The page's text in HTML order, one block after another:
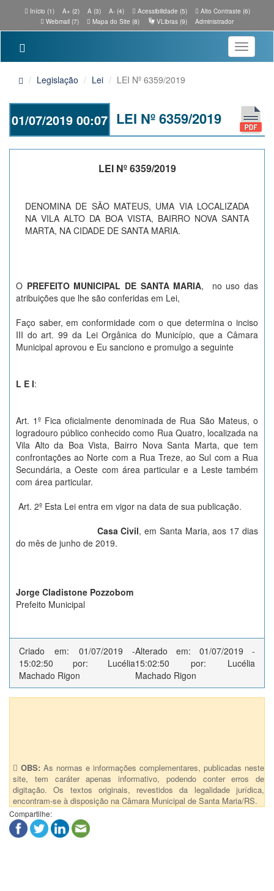
Início (1) A+ (2) A (3) A- (4) Acessibilidade (5)
Alto Contraste (6)
Webmail (7)
Mapa do Site (8) VLibras (9) Administrador
Toggle
Legislação Lei LEI Nº 6359/2019
01/07/2019 00:07 LEI Nº 6359/2019
LEI Nº 6359/2019
DENOMINA DE SÃO MATEUS, UMA VIA LOCALIZADA
NA VILA ALTO DA BOA VISTA, BAIRRO NOVA SANTA
MARTA, NA CIDADE DE SANTA MARIA.
O PREFEITO MUNICIPAL DE SANTA MARIA, no uso das
atribuições que lhe são conferidas em Lei,
Faço saber, em conformidade com o que determina o inciso
III do art. 99 da Lei Orgânica do Município, que a Câmara
Municipal aprovou e Eu sanciono e promulgo a seguinte
L E I:
Art. 1º Fica oficialmente denominada de Rua São Mateus, o
logradouro público conhecido como Rua Quatro, localizada na
Vila Alto da Boa Vista, Bairro Nova Santa Marta, que tem
confrontações ao Norte com a Rua Treze, ao Sul com a Rua
Secundária, a Oeste com área particular e a Leste também
com área particular.
Art. 2º Esta Lei entra em vigor na data de sua publicação.
Casa Civil, em Santa Maria, aos 17 dias
do mês de junho de 2019.
Jorge Cladistone Pozzobom
Prefeito Municipal
Criado em: 01/07/2019 -
15:02:50 por: Lucélia
Machado Rigon
Alterado em: 01/07/2019 -
15:02:50 por: Lucélia
Machado Rigon
OBS: As normas e informações complementares, publicadas neste
site, tem caráter apenas informativo, podendo conter erros de
digitação. Os textos originais, revestidos da legalidade jurídica,
encontram-se à disposição na Câmara Municipal de Santa Maria/RS.
Compartilhe: